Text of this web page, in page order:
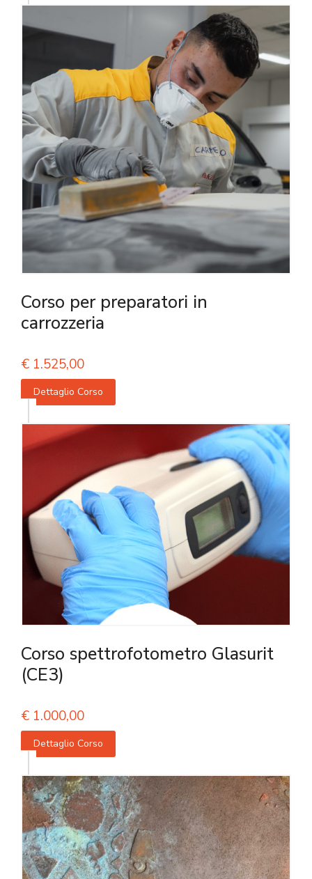
Corso per preparatori in
carrozzeria
€ 1.525,00
Dettaglio Corso
Corso spettrofotometro Glasurit
(CE3)
€ 1.000,00
Dettaglio Corso